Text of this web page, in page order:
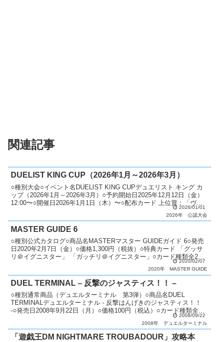
関連記事
DUELIST KING CUP（2026年1月～2026年3月）
○種別大会○イベント名DUELIST KING CUPデュエリスト キング カ
ップ（2026年1月～2026年3月）○予約開始日2025年12月12日（金）
12:00〜○開催日2026年1月1日（木）〜○配布カード 上位賞：「ヴァ
2026/01/01
2026年
公認大会
MASTER GUIDE 6
○種別公式カタログ○商品名MASTERマスター GUIDEガイド 6○発売
日2020年2月7日（金）○価格1,300円（税抜）○特典カード 「グッサ
リ＠イグニスター」 「ガッチリ＠イグニスター」○カード種類全2種
2020/02/07
2020年
MASTER GUIDE
DUEL TERMINAL – 反撃のジャスティス！！ –
○種別通常商品（デュエルターミナル 第3弾）○商品名DUEL
TERMINALデュエルターミナル - 反撃はんげきのジャスティス！！
-○発売日2008年9月22日（月）○価格100円（税込）○カード種類全50
2008/09/22
2008年
デュエルターミナル
「遊戯王DM NIGHTMARE TROUBADOUR」攻略本